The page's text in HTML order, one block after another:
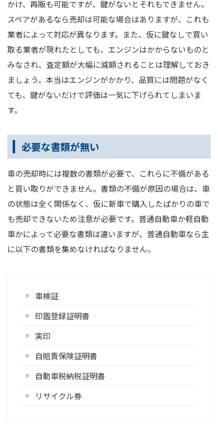
かけ、再販も可能ですが、鍵がないとそれもできません。
スペアがあるなら売却は可能な場合はありますが、これも
業者によって対応が異なります。また、仮に鍵なしで買い
取る業者が現れたとしても、エンジンはかからないものと
みなされ、査定額が大幅に減額されることは理解しておき
ましょう。本当はエンジンがかかり、品質には問題がなく
ても、鍵がないだけで評価は一気に下げられてしまいま
す。
必要な書類が無い
車の売却時には複数の書類が必要で、これらに不備がある
と買い取りができません。書類の不備が原因の場合は、車
の状態は全く関係なく、仮に新車で購入したばかりの車で
も売却できないため注意が必要です。普通自動車か軽自動
車かによって必要な書類は違いますが、普通自動車なら主
に以下の書類を集めなければなりません。
車検証
印鑑登録証明書
実印
自賠責保険証明書
自動車税納税証明書
リサイクル券